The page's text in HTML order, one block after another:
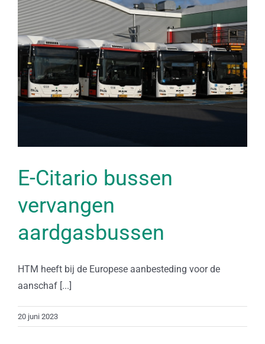
E-Citario bussen
vervangen
aardgasbussen
HTM heeft bij de Europese aanbesteding voor de
aanschaf [...]
20 juni 2023